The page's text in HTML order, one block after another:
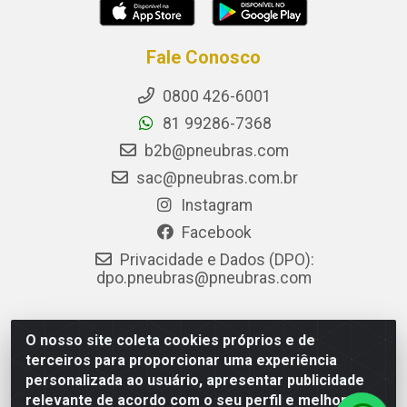
O nosso site coleta cookies próprios e de
terceiros para proporcionar uma experiência
personalizada ao usuário, apresentar publicidade
relevante de acordo com o seu perfil e melhorar a
Fale Conosco
0800 426-6001
81 99286-7368
b2b@pneubras.com
sac@pneubras.com.br
Instagram
Facebook
Privacidade e Dados (DPO):
dpo.pneubras@pneubras.com
PneuBras - Rodovia BR-101, KM 82 - Prazeres, Jaboatão dos
Guararapes/PE - CEP 54.335-000 - CNPJ 08.678.386/0001-05
- Pneubras Comércio de Pneus Ltda